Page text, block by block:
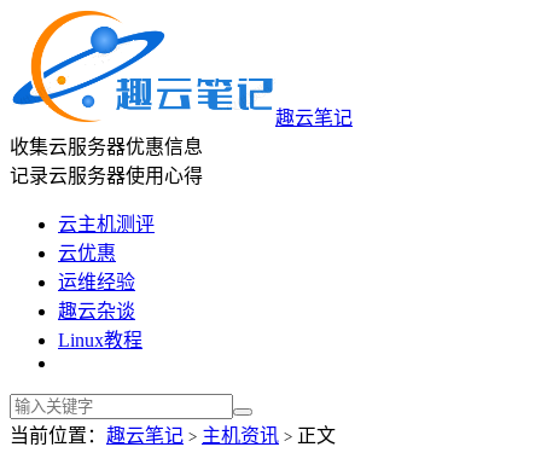
趣云笔记
收集云服务器优惠信息
记录云服务器使用心得
云主机测评
云优惠
运维经验
趣云杂谈
Linux教程
当前位置： 趣云笔记 > 主机资讯 > 正文